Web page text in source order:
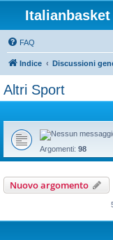
FAQ
Indice Discussioni
Altri Sport
Argomenti: 98
Nuovo argomento